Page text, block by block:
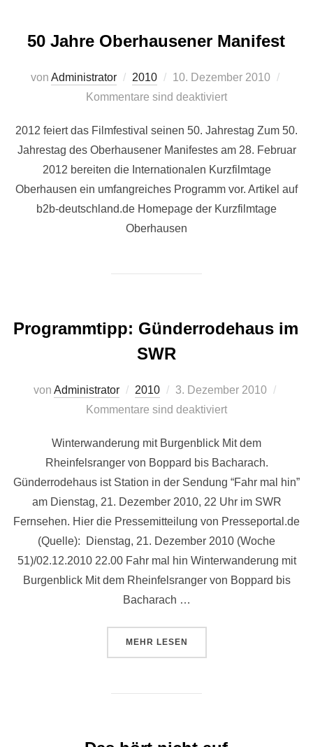
50 Jahre Oberhausener Manifest
von Administrator 2010
Veröffentlicht
am
10. Dezember 2010
Kommentare sind deaktiviert
2012 feiert das Filmfestival seinen 50. Jahrestag Zum 50.
Jahrestag des Oberhausener Manifestes am 28. Februar
2012 bereiten die Internationalen Kurzfilmtage
Oberhausen ein umfangreiches Programm vor. Artikel auf
b2b-deutschland.de Homepage der Kurzfilmtage
Oberhausen
Programmtipp: Günderrodehaus im
SWR
von Administrator 2010
Veröffentlicht
am
3. Dezember 2010
Kommentare sind deaktiviert
Winterwanderung mit Burgenblick Mit dem
Rheinfelsranger von Boppard bis Bacharach.
Günderrodehaus ist Station in der Sendung “Fahr mal hin”
am Dienstag, 21. Dezember 2010, 22 Uhr im SWR
Fernsehen. Hier die Pressemitteilung von Presseportal.de
(Quelle): Dienstag, 21. Dezember 2010 (Woche
51)/02.12.2010 22.00 Fahr mal hin Winterwanderung mit
Burgenblick Mit dem Rheinfelsranger von Boppard bis
Bacharach …
MEHR ÜBER “PROGRAMMTIPP:
LESEN